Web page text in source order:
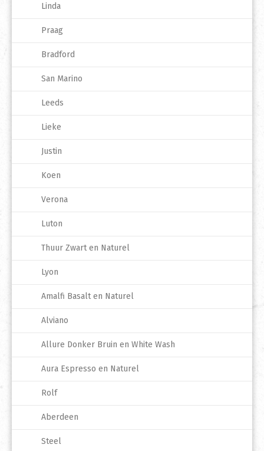
Linda
Praag
Bradford
San Marino
Leeds
Lieke
Justin
Koen
Verona
Luton
Thuur Zwart en Naturel
Lyon
Amalfi Basalt en Naturel
Alviano
Allure Donker Bruin en White Wash
Aura Espresso en Naturel
Rolf
Aberdeen
Steel